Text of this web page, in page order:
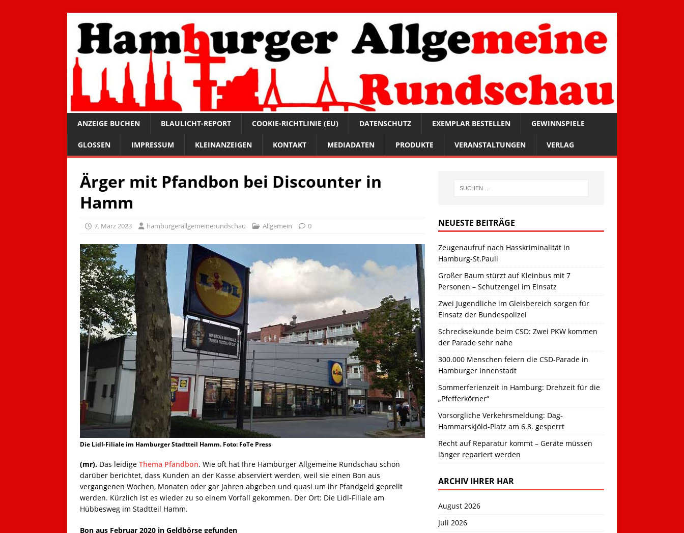
ANZEIGE BUCHEN BLAULICHT-REPORT COOKIE-RICHTLINIE (EU) DATENSCHUTZ EXEMPLAR BESTELLEN GEWINNSPIELE
GLOSSEN IMPRESSUM KLEINANZEIGEN KONTAKT MEDIADATEN PRODUKTE VERANSTALTUNGEN VERLAG
Ärger mit Pfandbon bei Discounter in
Hamm
7. März 2023 hamburgerallgemeinerundschau Allgemein 0
Die Lidl-Filiale im Hamburger Stadtteil Hamm. Foto: FoTe Press
(mr). Das leidige Thema Pfandbon. Wie oft hat Ihre Hamburger Allgemeine Rundschau schon
darüber berichtet, dass Kunden an der Kasse abserviert werden, weil sie einen Bon aus
vergangenen Wochen, Monaten oder gar Jahren abgeben und quasi um ihr Pfandgeld geprellt
werden. Kürzlich ist es wieder zu so einem Vorfall gekommen. Der Ort: Die Lidl-Filiale am
Hübbesweg im Stadtteil Hamm.
Bon aus Februar 2020 in Geldbörse gefunden
NEUESTE BEITRÄGE
Zeugenaufruf nach Hasskriminalität in
Hamburg-St.Pauli
Großer Baum stürzt auf Kleinbus mit 7
Personen – Schutzengel im Einsatz
Zwei Jugendliche im Gleisbereich sorgen für
Einsatz der Bundespolizei
Schrecksekunde beim CSD: Zwei PKW kommen
der Parade sehr nahe
300.000 Menschen feiern die CSD-Parade in
Hamburger Innenstadt
Sommerferienzeit in Hamburg: Drehzeit für die
„Pfefferkörner“
Vorsorgliche Verkehrsmeldung: Dag-
Hammarskjöld-Platz am 6.8. gesperrt
Recht auf Reparatur kommt – Geräte müssen
länger repariert werden
ARCHIV IHRER HAR
August 2026
Juli 2026